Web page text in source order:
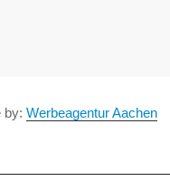
by: Werbeagentur Aachen